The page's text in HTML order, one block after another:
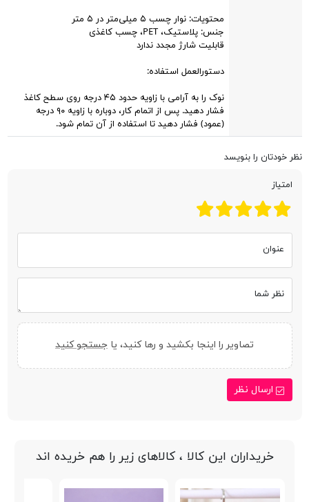
محتویات: نوار چسب ۵ میلی‌متر در ۵ متر
جنس: پلاستیک، PET، چسب کاغذی
قابلیت شارژ مجدد ندارد
دستورالعمل استفاده:
نوک را به آرامی با زاویه حدود ۴۵ درجه روی سطح کاغذ
فشار دهید. پس از اتمام کار، دوباره با زاویه ۹۰ درجه
(عمود) فشار دهید تا استفاده از آن تمام شود.
نظر خودتان را بنویسد
امتیاز
عنوان
نظر شما
تصاویر را اینجا بکشید و رها کنید، یا جستجو کنید
ارسال نظر
خریداران این کالا ، کالاهای زیر را هم خریده اند